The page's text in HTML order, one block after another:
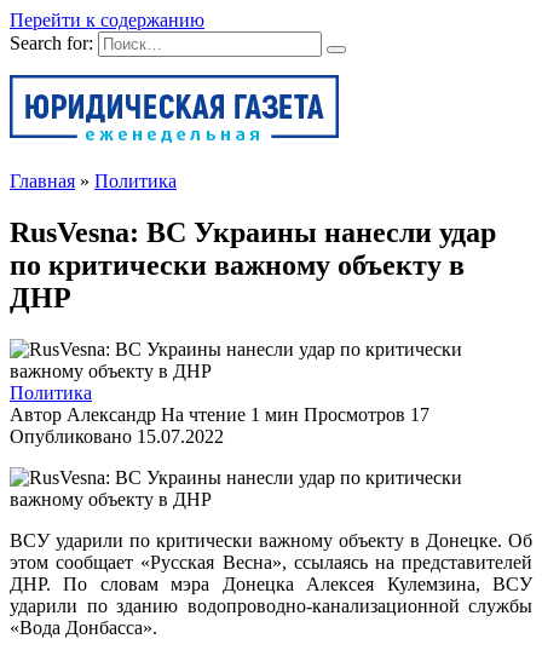
Перейти к содержанию
Search for:
Главная » Политика
RusVesna: ВС Украины нанесли удар
по критически важному объекту в
ДНР
Политика
Автор Александр На чтение 1 мин Просмотров 17
Опубликовано 15.07.2022
ВСУ ударили по критически важному объекту в Донецке. Об
этом сообщает «Русская Весна», ссылаясь на представителей
ДНР. По словам мэра Донецка Алексея Кулемзина, ВСУ
ударили по зданию водопроводно-канализационной службы
«Вода Донбасса».